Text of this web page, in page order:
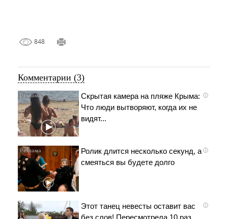
848
Комментарии (3)
i
Скрытая камера на пляже Крыма:
Что люди вытворяют, когда их не
видят...
i
Ролик длится несколько секунд, а
смеяться вы будете долго
i
Этот танец невесты оставит вас
без слов! Пересмотрела 10 раз